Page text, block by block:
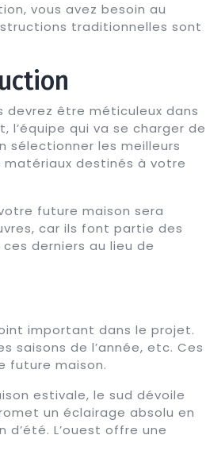
vous avez besoin au
traditionnelles sont
être méticuleux dans
l’équipe qui va se charger de
sélectionner les meilleurs
matériaux destinés à votre
future maison sera
car ils font partie des
derniers au lieu de
important dans le projet.
saisons de l’année, etc. Ces
future maison.
estivale, le sud dévoile
un éclairage absolu en
L’ouest offre une